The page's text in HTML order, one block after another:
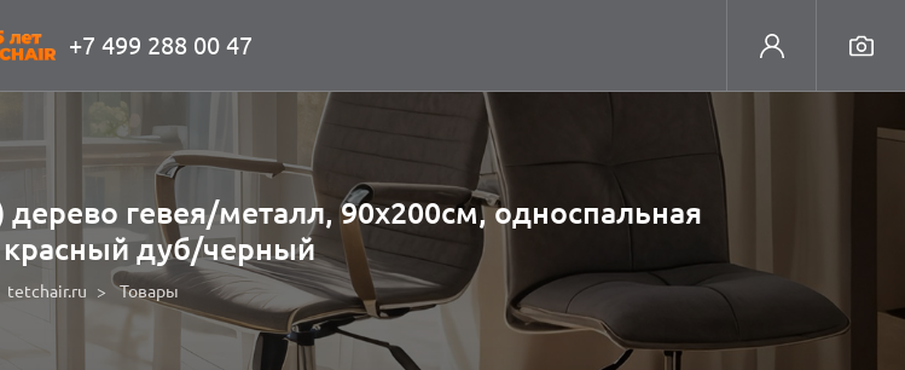
+7 499 288 00 47
гевея/металл, 90х200см, односпальная
красный дуб/черный
tetchair.ru Товары